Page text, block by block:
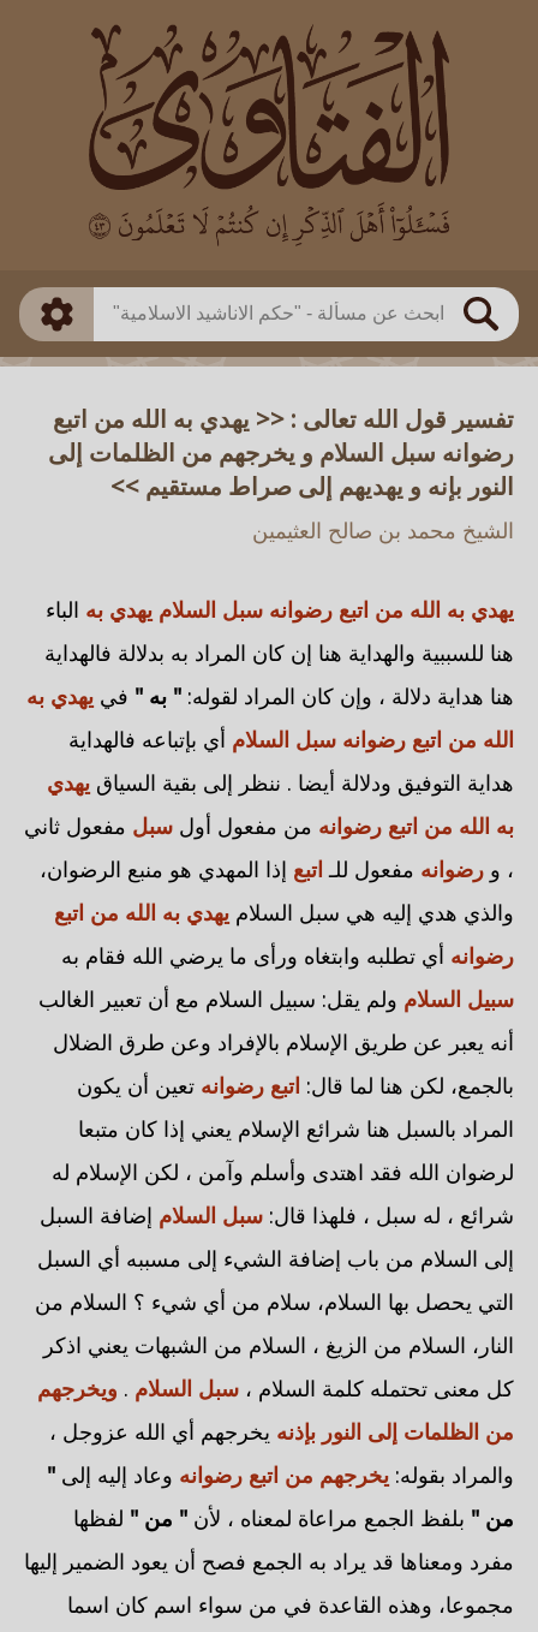
بحث
العالم
بن باز
بن العثيمين
اللجنة الدائمة
طريقة البحث
ذكي
تفسير قول الله تعالى : << يهدي به الله من اتبع
رضوانه سبل السلام و يخرجهم من الظلمات إلى
النور بإنه و يهديهم إلى صراط مستقيم >>
الشيخ محمد بن صالح العثيمين
يهدي به الله من اتبع رضوانه سبل السلام يهدي به الباء
هنا للسببية والهداية هنا إن كان المراد به بدلالة فالهداية
هنا هداية دلالة ، وإن كان المراد لقوله: " به " في يهدي به
الله من اتبع رضوانه سبل السلام أي بإتباعه فالهداية
هداية التوفيق ودلالة أيضا . ننظر إلى بقية السياق يهدي
به الله من اتبع رضوانه من مفعول أول سبل مفعول ثاني
، و رضوانه مفعول للـاتبع إذا المهدي هو منبع الرضوان،
والذي هدي إليه هي سبل السلام يهدي به الله من اتبع
رضوانه أي تطلبه وابتغاه ورأى ما يرضي الله فقام به
سبيل السلام ولم يقل: سبيل السلام مع أن تعبير الغالب
أنه يعبر عن طريق الإسلام بالإفراد وعن طرق الضلال
بالجمع، لكن هنا لما قال: اتبع رضوانه تعين أن يكون
المراد بالسبل هنا شرائع الإسلام يعني إذا كان متبعا
لرضوان الله فقد اهتدى وأسلم وآمن ، لكن الإسلام له
شرائع ، له سبل ، فلهذا قال: سبل السلام إضافة السبل
إلى السلام من باب إضافة الشيء إلى مسببه أي السبل
التي يحصل بها السلام، سلام من أي شيء ؟ السلام من
النار، السلام من الزيغ ، السلام من الشبهات يعني اذكر
كل معنى تحتمله كلمة السلام ، سبل السلام . ويخرجهم
من الظلمات إلى النور بإذنه يخرجهم أي الله عزوجل ،
والمراد بقوله: يخرجهم من اتبع رضوانه وعاد إليه إلى "
من " بلفظ الجمع مراعاة لمعناه ، لأن " من " لفظها
مفرد ومعناها قد يراد به الجمع فصح أن يعود الضمير إليها
مجموعا، وهذه القاعدة في من سواء اسم كان اسما